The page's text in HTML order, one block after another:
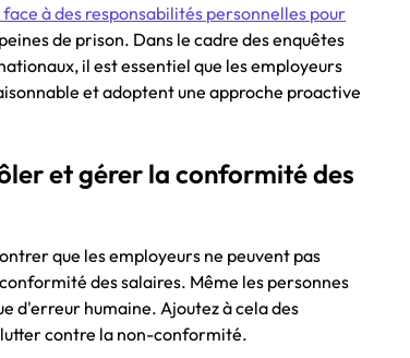
à des responsabilités personnelles pour
de prison. Dans le cadre des enquêtes
il est essentiel que les employeurs
et adoptent une approche proactive
et gérer la conformité des
que les employeurs ne peuvent pas
des salaires. Même les personnes
d'erreur humaine. Ajoutez à cela des
contre la non-conformité.